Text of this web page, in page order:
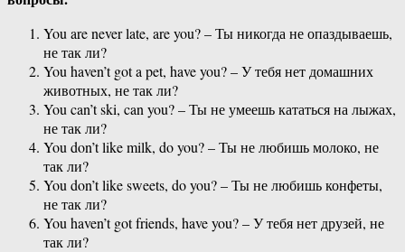
You are never late, are you? – Ты никогда не опаздываешь,
не так ли?
You haven’t got a pet, have you? – У тебя нет домашних
животных, не так ли?
You can’t ski, can you? – Ты не умеешь кататься на лыжах,
не так ли?
You don’t like milk, do you? – Ты не любишь молоко, не
так ли?
You don’t like sweets, do you? – Ты не любишь конфеты,
не так ли?
You haven’t got friends, have you? – У тебя нет друзей, не
так ли?